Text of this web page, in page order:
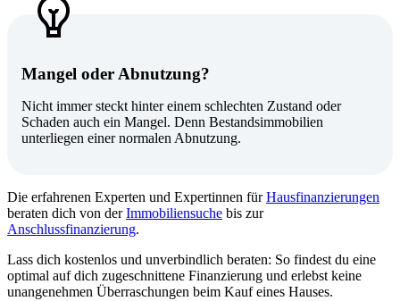
Mangel oder Abnutzung?
Nicht immer steckt hinter einem schlechten Zustand oder
Schaden auch ein Mangel. Denn Bestandsimmobilien
unterliegen einer normalen Abnutzung.
Die erfahrenen Experten und Expertinnen fürHausfinanzierungen
beraten dich von derImmobiliensuche bis zur
Anschlussfinanzierung.
Lass dich kostenlos und unverbindlich beraten: So findest du eine
optimal auf dich zugeschnittene Finanzierung und erlebst keine
unangenehmen Überraschungen beim Kauf eines Hauses.